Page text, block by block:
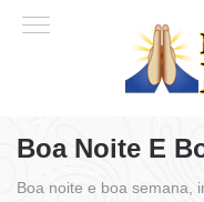
Boa Noite E
Boa noite e boa semana,